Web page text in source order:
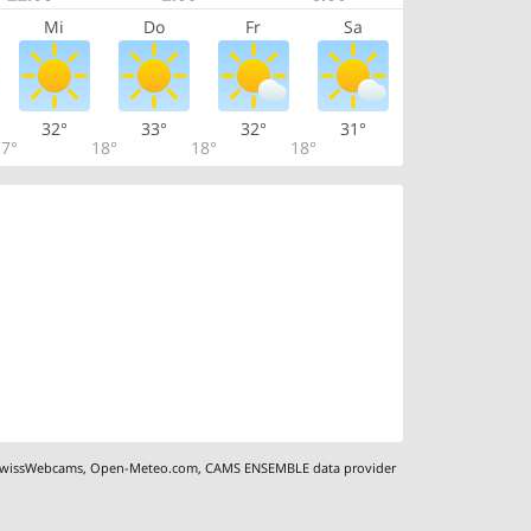
Mi Do Fr Sa
32°
18°
33°
18°
32°
18°
31°
,Open-Meteo.com,CAMS ENSEMBLE data provider